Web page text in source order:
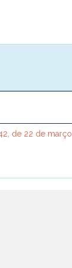
de 22 de março